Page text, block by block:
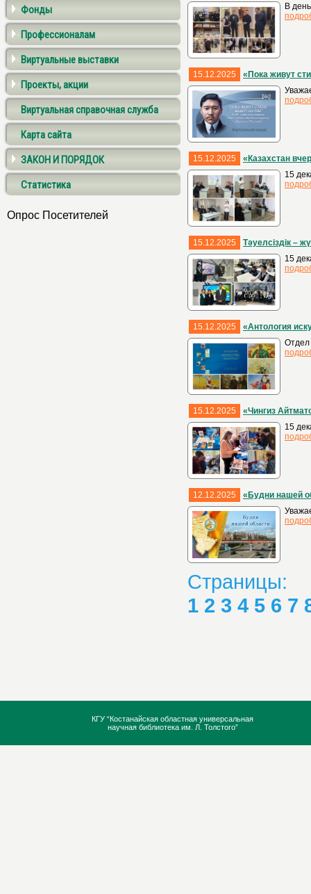
Фонды
Профессионалам
Виртуальные выставки
Проекты, акции
Виртуальная справочная служба
Карта сайта
ЗАКОН И ПОРЯДОК
Статистика
Опрос Посетителей
В
15.12.2025
«Пока живут
15.12.2025
«Казахстан
15
15.12.2025
Тәуелсіздік –
15
15.12.2025
«Антология
Отдел
15.12.2025
«Чингиз
15
12.12.2025
«Будни нашей
Страницы:
1 2 3 4 5 6 7
КГУ “Костанайская областная универсальная
научная библиотека им. Л. Толстого”